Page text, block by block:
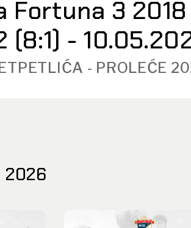
Fortuna 3
(8:1) -
- PROLEĆE
2026